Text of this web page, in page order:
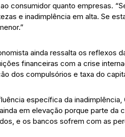
consumidor quanto empresas.
e inadimplência em alta. Se
ainda ressalta os reflexos
financeiras com a crise
dos compulsórios e taxa do
específica da
em elevação porque parte da
e os bancos sofrem com as